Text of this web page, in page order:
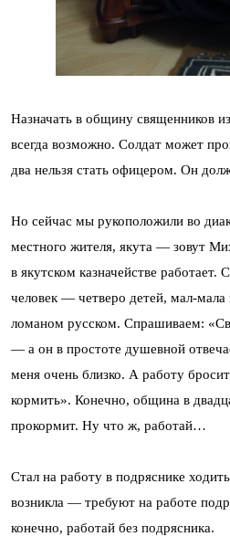
Назначать в общину священников
всегда возможно. Солдат может
два нельзя стать офицером. Он
Но сейчас мы рукоположили во
местного жителя, якута — зовут
в якутском казначействе
человек — четверо детей, мал-
ломаном русском. Спрашиваем:
— а он в простоте душевной
меня очень близко. А работу
кормить». Конечно, община в
прокормит. Ну что ж, работай…
Стал на работу в подряснике
возникла — требуют на работе
конечно, работай без подрясника.